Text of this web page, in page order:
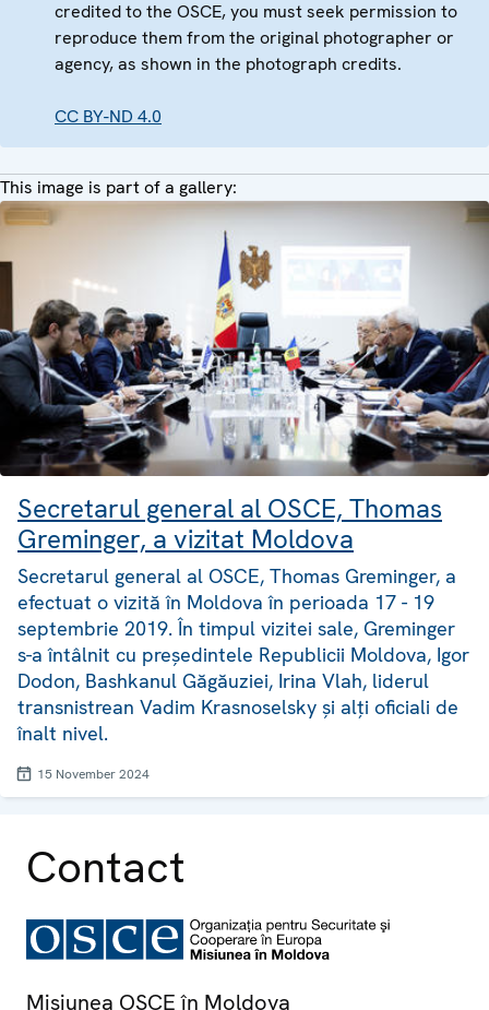
credited to the OSCE, you must seek permission to
reproduce them from the original photographer or
agency, as shown in the photograph credits.
CC BY-ND 4.0
This image is part of a gallery:
Secretarul general al OSCE, Thomas
Greminger, a vizitat Moldova
Secretarul general al OSCE, Thomas Greminger, a
efectuat o vizită în Moldova în perioada 17 - 19
septembrie 2019. În timpul vizitei sale, Greminger
s-a întâlnit cu președintele Republicii Moldova, Igor
Dodon, Bashkanul Găgăuziei, Irina Vlah, liderul
transnistrean Vadim Krasnoselsky și alți oficiali de
înalt nivel.
15 November 2024
Contact
Misiunea OSCE în Moldova